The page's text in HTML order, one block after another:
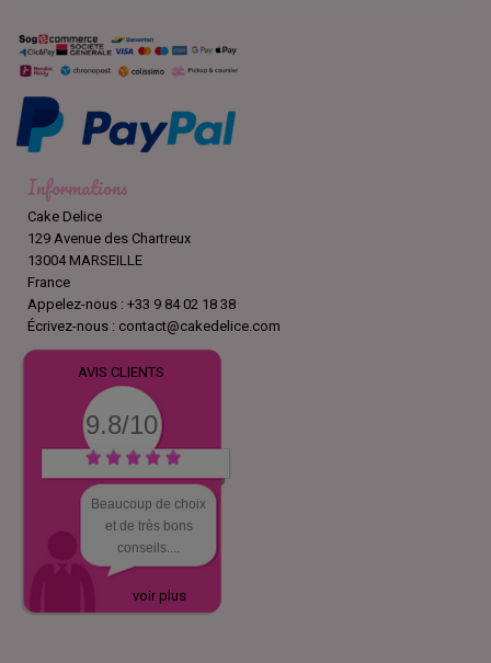
Informations
Cake Delice
129 Avenue des Chartreux
13004 MARSEILLE
France
Appelez-nous : +33 9 84 02 18 38
Écrivez-nous : contact@cakedelice.com
AVIS CLIENTS
9.8/10
Beaucoup de choix
et de très bons
conseils....
voir plus